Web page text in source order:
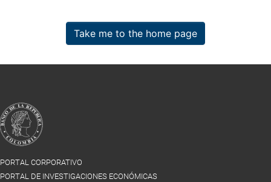
Take me to the home page
PORTAL CORPORATIVO
PORTAL DE INVESTIGACIONES ECONÓMICAS